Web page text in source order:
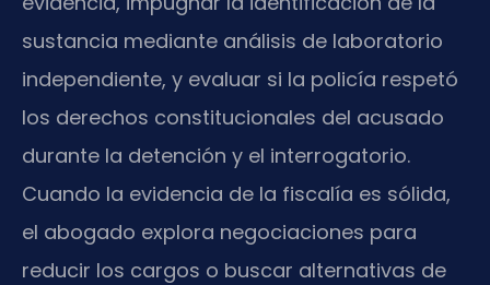
sustancia mediante análisis de laboratorio
independiente, y evaluar si la policía respetó
los derechos constitucionales del acusado
durante la detención y el interrogatorio.
Cuando la evidencia de la fiscalía es sólida,
el abogado explora negociaciones para
reducir los cargos o buscar alternativas de